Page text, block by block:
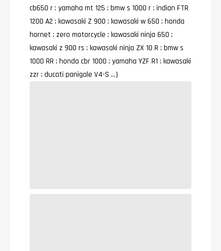
cb650 r ; yamaha mt 125 ; bmw s 1000 r ; indian FTR
1200 A2 ; kawasaki Z 900 ; kawasaki w 650 ; honda
hornet ; zero motorcycle ; kawasaki ninja 650 ;
kawasaki z 900 rs ; kawasaki ninja ZX 1O R ; bmw s
1000 RR ; honda cbr 1000 ; yamaha YZF R1 ; kawasaki
zzr ; ducati panigale V4-S …)